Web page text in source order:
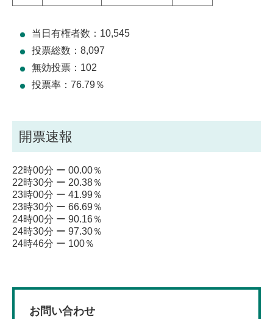
当日有権者数：10,545
投票総数：8,097
無効投票：102
投票率：76.79％
開票速報
22時00分 ー 00.00％
22時30分 ー 20.38％
23時00分 ー 41.99％
23時30分 ー 66.69％
24時00分 ー 90.16％
24時30分 ー 97.30％
24時46分 ー 100％
お問い合わせ